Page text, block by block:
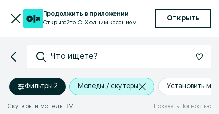
Продолжить в приложении
Открывайте OLX одним касанием
Открыть
Что ищете?
Фильтры·2 Мопеды / скутеры Установить
Скутеры и мопеды BM Показать Полностью